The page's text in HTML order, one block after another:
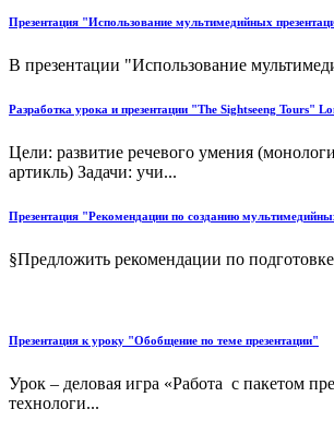
Презентация "Использование мультимедийных
В презентации "Использование
Разработка урока и презентации "The Sightseeng Tours"
Цели: развитие речевого умения
артикль) Задачи: учи...
Презентация "Рекомендации по созданию
§Предложить рекомендации по
Презентация к уроку "Обобщение по теме презентации"
Урок – деловая игра «Работа с пакетом
технологи...